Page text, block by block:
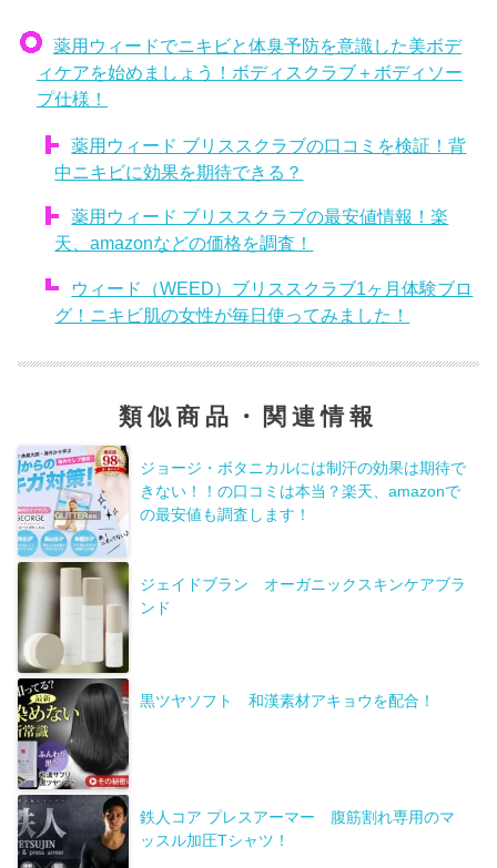
薬用ウィードでニキビと体臭予防を意識した美ボデ
ィケアを始めましょう！ボディスクラブ＋ボディソー
プ仕様！
薬用ウィード ブリススクラブの口コミを検証！背
中ニキビに効果を期待できる？
薬用ウィード ブリススクラブの最安値情報！楽
天、amazonなどの価格を調査！
ウィード（WEED）ブリススクラブ1ヶ月体験ブロ
グ！ニキビ肌の女性が毎日使ってみました！
類似商品・関連情報
ジョージ・ボタニカルには制汗の効果は期待で
きない！！の口コミは本当？楽天、amazonで
の最安値も調査します！
ジェイドブラン オーガニックスキンケアブラ
ンド
黒ツヤソフト 和漢素材アキョウを配合！
鉄人コア プレスアーマー 腹筋割れ専用のマ
ッスル加圧Tシャツ！